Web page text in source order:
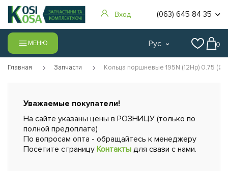
Вход (063) 645 84 35
МЕНЮ Рус 0
Главная Запчасти Кольца поршневые 195N (12Hp) 0.75
Уважаемые покупатели!
На сайте указаны цены в РОЗНИЦУ (только по
полной предоплате)
По вопросам опта - обращайтесь к менеджеру
Посетите страницу Контакты для свази с нами.